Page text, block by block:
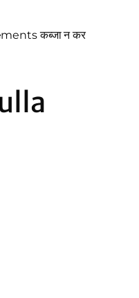
कब्जा न कर